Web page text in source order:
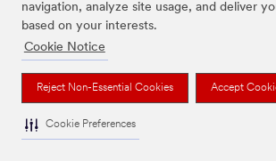
navigation, analyze site usage, and deliver
based on your interests.
Cookie Notice
Reject Non-Essential Cookies Accept
Cookie Preferences